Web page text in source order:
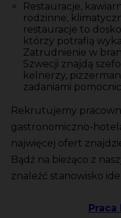
Restauracje,
rodzinne,
restauracje to
którzy potrafią
Zatrudnienie w
Szwecji znajdą
kelnerzy,
zadaniami
Rekrutujemy
gastronomiczno-
najwięcej ofert
Bądź na bieżąco z
znaleźć stanowisko